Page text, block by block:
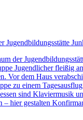
Jugendbildungsstätte
der
Jugendlicher fleißig
Vor dem Haus
zu einem
sind Klaviermusik
– hier gestalten